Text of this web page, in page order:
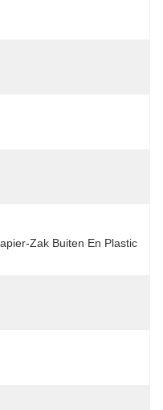
Zak Buiten En Plastic